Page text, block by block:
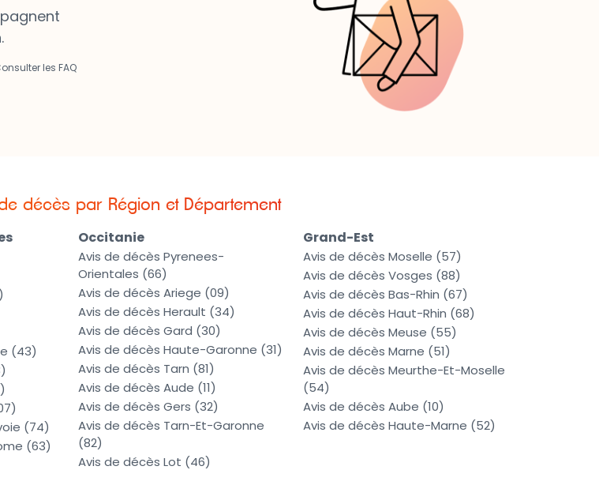
les FAQ
décès par Région et Département
(43)
(74)
(63)
Occitanie
Avis de décès Pyrenees-
Orientales (66)
Avis de décès Ariege (09)
Avis de décès Herault (34)
Avis de décès Gard (30)
Avis de décès Haute-Garonne (31)
Avis de décès Tarn (81)
Avis de décès Aude (11)
Avis de décès Gers (32)
Avis de décès Tarn-Et-Garonne
(82)
Avis de décès Lot (46)
Grand-Est
Avis de décès Moselle (57)
Avis de décès Vosges (88)
Avis de décès Bas-Rhin (67)
Avis de décès Haut-Rhin (68)
Avis de décès Meuse (55)
Avis de décès Marne (51)
Avis de décès Meurthe-Et-Moselle
(54)
Avis de décès Aube (10)
Avis de décès Haute-Marne (52)